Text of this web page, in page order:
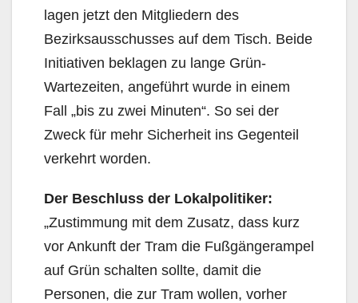
lagen jetzt den Mitgliedern des
Bezirksausschusses auf dem Tisch. Beide
Initiativen beklagen zu lange Grün-
Wartezeiten, angeführt wurde in einem
Fall „bis zu zwei Minuten“. So sei der
Zweck für mehr Sicherheit ins Gegenteil
verkehrt worden.
Der Beschluss der Lokalpolitiker:
„Zustimmung mit dem Zusatz, dass kurz
vor Ankunft der Tram die Fußgängerampel
auf Grün schalten sollte, damit die
Personen, die zur Tram wollen, vorher